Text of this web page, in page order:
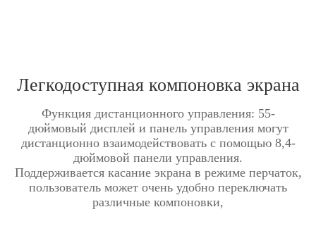
Легкодоступная компоновка экрана
Функция дистанционного управления: 55-
дюймовый дисплей и панель управления могут
дистанционно взаимодействовать с помощью 8,4-
дюймовой панели управления.
Поддерживается касание экрана в режиме перчаток,
пользователь может очень удобно переключать
различные компоновки,